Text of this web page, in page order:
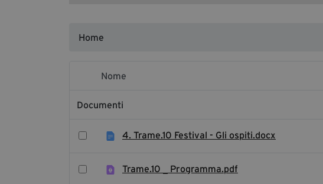
Home
Nome
Documenti
4. Trame.10 Festival - Gli ospiti.docx
Trame.10 _ Programma.pdf